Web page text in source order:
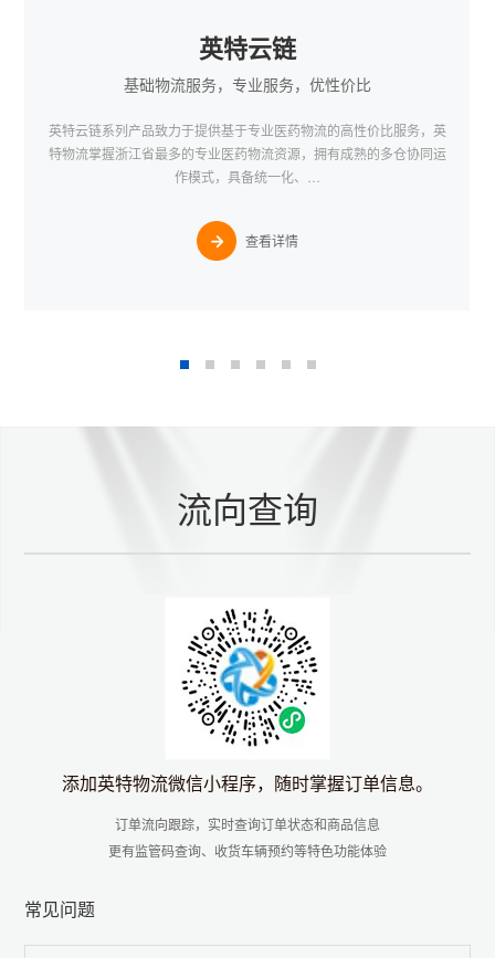
英特云链
基础物流服务，专业服务，优性价比
英特云链系列产品致力于提供基于专业医药物流的高性价比服务，英
特物流掌握浙江省最多的专业医药物流资源，拥有成熟的多仓协同运
作模式，具备统一化、…
查看详情
流向查询
添加英特物流微信小程序，随时掌握订单信息。
订单流向跟踪，实时查询订单状态和商品信息
更有监管码查询、收货车辆预约等特色功能体验
常见问题